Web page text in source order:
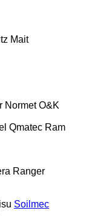
Mait
Normet O&K
Qmatec Ram
Ranger
Soilmec